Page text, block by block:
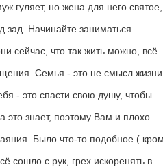
гуляет, но жена для него святое,
зад. Начинайте заниматься
сейчас, что так жить можно, всё
Семья - это не смысл жизни,
- это спасти свою душу, чтобы
знает, поэтому Вам и плохо.
Было что-то подобное (
сошло с рук, грех искоренять в